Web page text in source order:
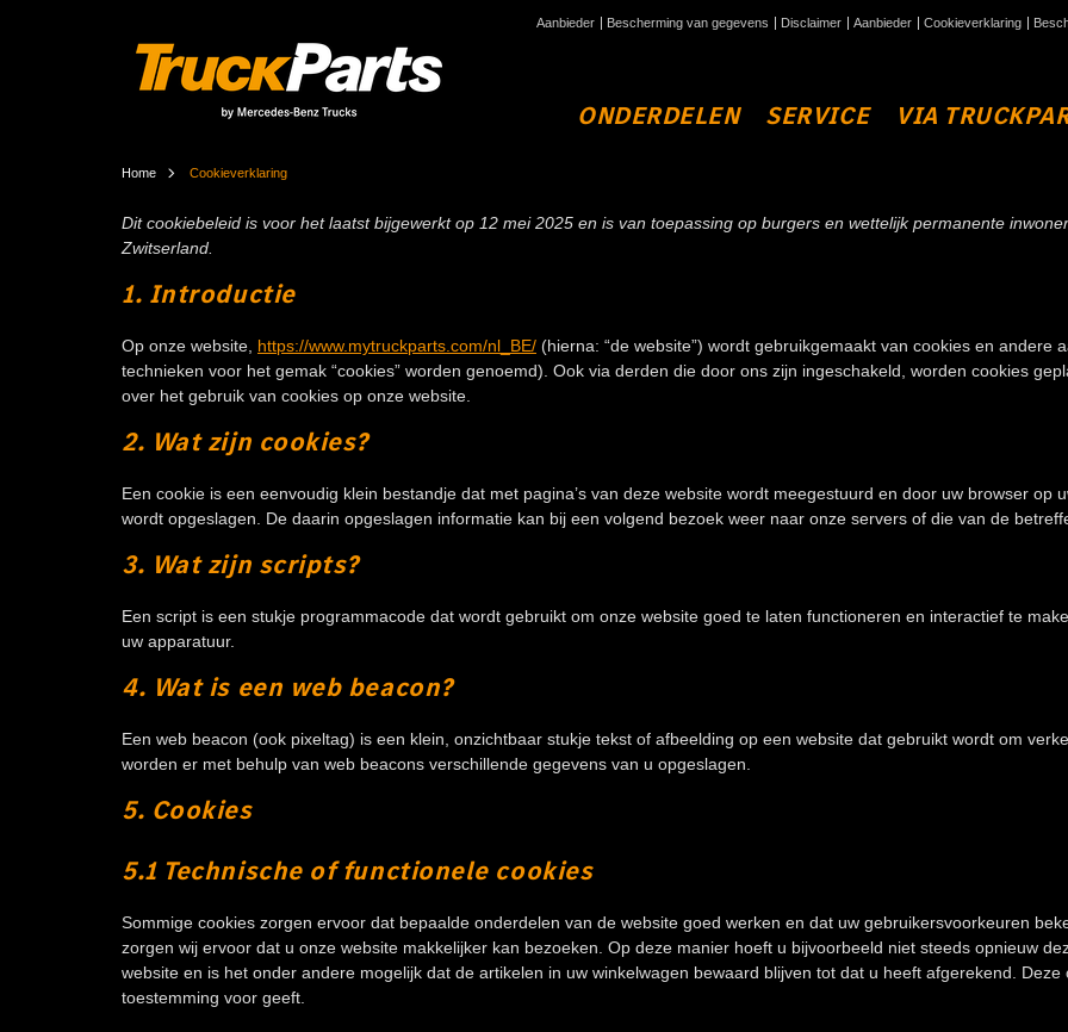
Aanbieder Bescherming van gegevens Disclaimer Aanbieder Cookieverklaring
ONDERDELEN SERVICE VIA
Home Cookieverklaring
COOKIEVERKLARING
Dit cookiebeleid is voor het laatst bijgewerkt op 12 mei 2025 en is van toepassing op burgers en wettelijk permanente
Zwitserland.
1. Introductie
Op onze website, https://www.mytruckparts.com/nl_BE/ (hierna: “de website”) wordt gebruikgemaakt van cookies en andere
technieken voor het gemak “cookies” worden genoemd). Ook via derden die door ons zijn ingeschakeld, worden cookies
over het gebruik van cookies op onze website.
2. Wat zijn cookies?
Een cookie is een eenvoudig klein bestandje dat met pagina’s van deze website wordt meegestuurd en door uw browser
wordt opgeslagen. De daarin opgeslagen informatie kan bij een volgend bezoek weer naar onze servers of die van de
3. Wat zijn scripts?
Een script is een stukje programmacode dat wordt gebruikt om onze website goed te laten functioneren en interactief te
uw apparatuur.
4. Wat is een web beacon?
Een web beacon (ook pixeltag) is een klein, onzichtbaar stukje tekst of afbeelding op een website dat gebruikt wordt om
worden er met behulp van web beacons verschillende gegevens van u opgeslagen.
5. Cookies
5.1 Technische of functionele cookies
Sommige cookies zorgen ervoor dat bepaalde onderdelen van de website goed werken en dat uw gebruikersvoorkeuren
zorgen wij ervoor dat u onze website makkelijker kan bezoeken. Op deze manier hoeft u bijvoorbeeld niet steeds opnieuw
website en is het onder andere mogelijk dat de artikelen in uw winkelwagen bewaard blijven tot dat u heeft afgerekend.
toestemming voor geeft.